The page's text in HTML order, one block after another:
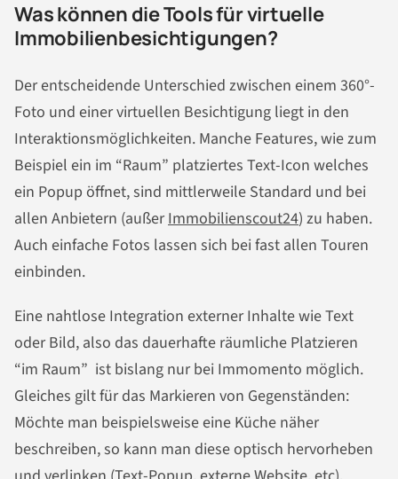
Was können die Tools für virtuelle
Immobilienbesichtigungen?
Der entscheidende Unterschied zwischen einem 360°-
Foto und einer virtuellen Besichtigung liegt in den
Interaktionsmöglichkeiten. Manche Features, wie zum
Beispiel ein im “Raum” platziertes Text-Icon welches
ein Popup öffnet, sind mittlerweile Standard und bei
allen Anbietern (außerImmobilienscout24) zu haben.
Auch einfache Fotos lassen sich bei fast allen Touren
einbinden.
Eine nahtlose Integration externer Inhalte wie Text
oder Bild, also das dauerhafte räumliche Platzieren
“im Raum” ist bislang nur bei Immomento möglich.
Gleiches gilt für das Markieren von Gegenständen:
Möchte man beispielsweise eine Küche näher
beschreiben, so kann man diese optisch hervorheben